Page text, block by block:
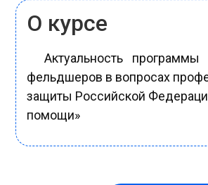
О курсе
Актуальность
фельдшеров в вопросах
защиты Российской
помощи»